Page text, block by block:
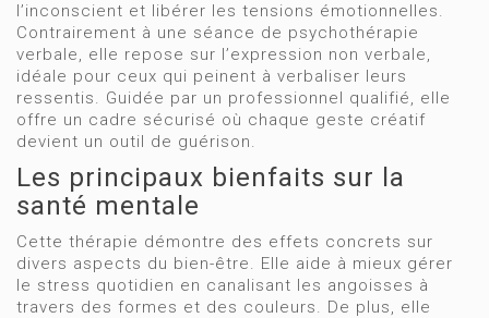
l’inconscient et libérer les tensions émotionnelles.
Contrairement à une séance de psychothérapie
verbale, elle repose sur l’expression non verbale,
idéale pour ceux qui peinent à verbaliser leurs
ressentis. Guidée par un professionnel qualifié, elle
offre un cadre sécurisé où chaque geste créatif
devient un outil de guérison.
Les principaux bienfaits sur la
santé mentale
Cette thérapie démontre des effets concrets sur
divers aspects du bien-être. Elle aide à mieux gérer
le stress quotidien en canalisant les angoisses à
travers des formes et des couleurs. De plus, elle